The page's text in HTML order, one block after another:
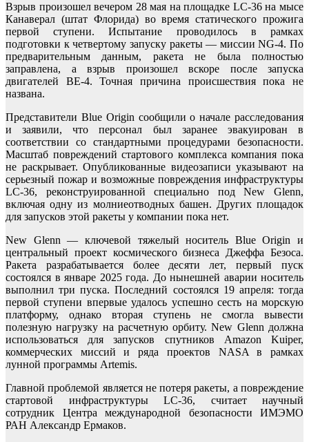
Взрыв произошел вечером 28 мая на площадке LC-36 на мысе
Канаверал (штат Флорида) во время статического прожига
первой ступени. Испытание проводилось в рамках
подготовки к четвертому запуску ракеты — миссии NG-4. По
предварительным данным, ракета не была полностью
заправлена, а взрыв произошел вскоре после запуска
двигателей BE-4. Точная причина происшествия пока не
названа.
Представители Blue Origin сообщили о начале расследования
и заявили, что персонал был заранее эвакуирован в
соответствии со стандартными процедурами безопасности.
Масштаб повреждений стартового комплекса компания пока
не раскрывает. Опубликованные видеозаписи указывают на
серьезный пожар и возможные повреждения инфраструктуры
LC-36, реконструированной специально под New Glenn,
включая одну из молниеотводных башен. Других площадок
для запусков этой ракеты у компании пока нет.
New Glenn — ключевой тяжелый носитель Blue Origin и
центральный проект космического бизнеса Джеффа Безоса.
Ракета разрабатывается более десяти лет, первый пуск
состоялся в январе 2025 года. До нынешней аварии носитель
выполнил три пуска. Последний состоялся 19 апреля: тогда
первой ступени впервые удалось успешно сесть на морскую
платформу, однако вторая ступень не смогла вывести
полезную нагрузку на расчетную орбиту. New Glenn должна
использоваться для запусков спутников Amazon Kuiper,
коммерческих миссий и ряда проектов NASA в рамках
лунной программы Artemis.
Главной проблемой является не потеря ракеты, а повреждение
стартовой инфраструктуры LC-36, считает научный
сотрудник Центра международной безопасности ИМЭМО
РАН Александр Ермаков.